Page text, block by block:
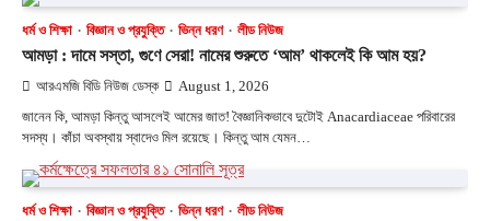
ধর্ম ও শিক্ষা বিজ্ঞান ও প্রযুক্তি ভিন্ন ধরণ লীড নিউজ
আমড়া : দামে সস্তা, গুণে সেরা! নামের শুরুতে ‘আম’ থাকলেই কি আম হয়?
আরএমজি বিডি নিউজ ডেস্ক August 1, 2026
জানেন কি, আমড়া কিন্তু আসলেই আমের জাত! বৈজ্ঞানিকভাবে দুটোই Anacardiaceae পরিবারের
সদস্য। কাঁচা অবস্থায় স্বাদেও মিল রয়েছে। কিন্তু আম যেমন…
ধর্ম ও শিক্ষা বিজ্ঞান ও প্রযুক্তি ভিন্ন ধরণ লীড নিউজ